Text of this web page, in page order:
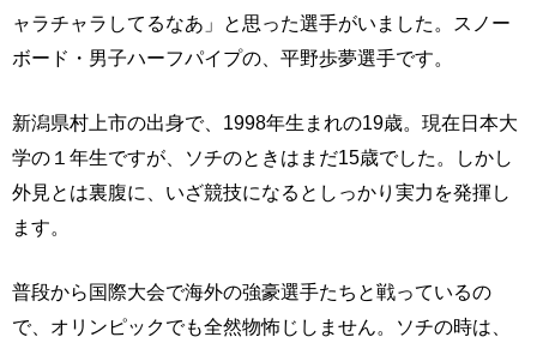
ャラチャラしてるなあ」と思った選手がいました。スノー
ボード・男子ハーフパイプの、平野歩夢選手です。
新潟県村上市の出身で、1998年生まれの19歳。現在日本大
学の１年生ですが、ソチのときはまだ15歳でした。しかし
外見とは裏腹に、いざ競技になるとしっかり実力を発揮し
ます。
普段から国際大会で海外の強豪選手たちと戦っているの
で、オリンピックでも全然物怖じしません。ソチの時は、